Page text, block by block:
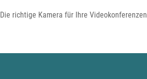
Die richtige Kamera für Ihre Videokonferenzen